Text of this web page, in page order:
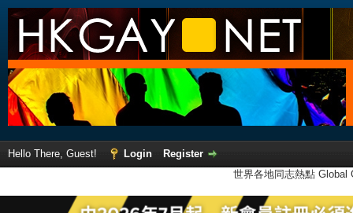
Hello There, Guest! Login
Register
世界各地同志熱點